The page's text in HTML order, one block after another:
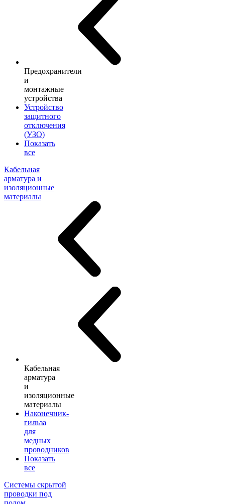
Предохранители
и
монтажные
устройства
Устройство
защитного
отключения
(УЗО)
Показать
все
Кабельная
арматура и
изоляционные
материалы
Кабельная
арматура
и
изоляционные
материалы
Наконечник-
гильза
для
медных
проводников
Показать
все
Системы скрытой
проводки под